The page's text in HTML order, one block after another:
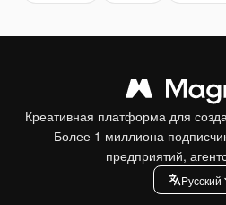
Креативная платформа для
Более 1 миллиона
предприятий,
Pусский